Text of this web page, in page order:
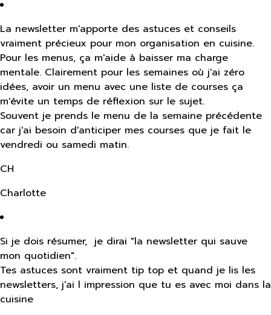
La newsletter m'apporte des astuces et conseils
vraiment précieux pour mon organisation en cuisine.
Pour les menus, ça m'aide à baisser ma charge
mentale. Clairement pour les semaines où j'ai zéro
idées, avoir un menu avec une liste de courses ça
m'évite un temps de réflexion sur le sujet.
Souvent je prends le menu de la semaine précédente
car j'ai besoin d'anticiper mes courses que je fait le
vendredi ou samedi matin.
CH
Charlotte
Si je dois résumer, je dirai "la newsletter qui sauve
mon quotidien".
Tes astuces sont vraiment tip top et quand je lis les
newsletters, j'ai l impression que tu es avec moi dans la
cuisine